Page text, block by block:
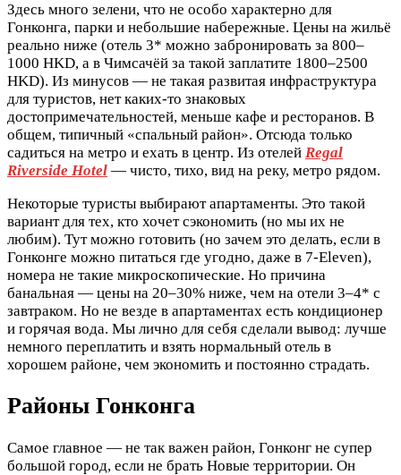
Здесь много зелени, что не особо характерно для
Гонконга, парки и небольшие набережные. Цены на жильё
реально ниже (отель 3* можно забронировать за 800–
1000 HKD, а в Чимсачёй за такой заплатите 1800–2500
HKD). Из минусов — не такая развитая инфраструктура
для туристов, нет каких-то знаковых
достопримечательностей, меньше кафе и ресторанов. В
общем, типичный «спальный район». Отсюда только
садиться на метро и ехать в центр. Из отелей Regal
Riverside Hotel — чисто, тихо, вид на реку, метро рядом.
Некоторые туристы выбирают апартаменты. Это такой
вариант для тех, кто хочет сэкономить (но мы их не
любим). Тут можно готовить (но зачем это делать, если в
Гонконге можно питаться где угодно, даже в 7-Eleven),
номера не такие микроскопические. Но причина
банальная — цены на 20–30% ниже, чем на отели 3–4* с
завтраком. Но не везде в апартаментах есть кондиционер
и горячая вода. Мы лично для себя сделали вывод: лучше
немного переплатить и взять нормальный отель в
хорошем районе, чем экономить и постоянно страдать.
Районы Гонконга
Самое главное — не так важен район, Гонконг не супер
большой город, если не брать Новые территории. Он